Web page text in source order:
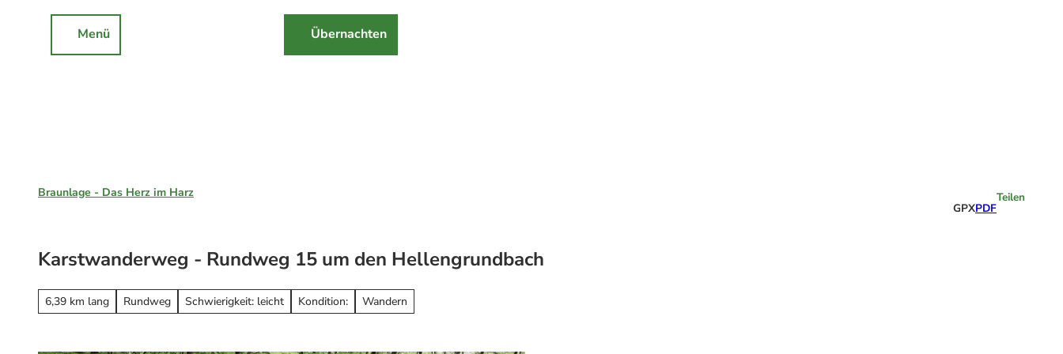
Menü
Sankt Andreasberg
Hohegeiß
Nationalpark Harz
Erleben
Alle Erlebnisse
Wandern
Übernachten
Braunlage - Das Herz im Harz
GPXPDF
Teilen
Karstwanderweg - Rundweg 15 um den Hellengrundbach
6,39 km lang Rundweg Schwierigkeit: leicht Kondition: Wandern